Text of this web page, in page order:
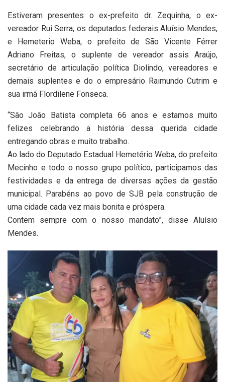
Estiveram presentes o ex-prefeito dr. Zequinha, o ex-
vereador Rui Serra, os deputados federais Aluísio Mendes,
e Hemeterio Weba, o prefeito de São Vicente Férrer
Adriano Freitas, o suplente de vereador assis Araújo,
secretário de articulação política Diolindo, vereadores e
demais suplentes e do o empresário Raimundo Cutrim e
sua irmã Flordilene Fonseca.
“São João Batista completa 66 anos e estamos muito
felizes celebrando a história dessa querida cidade
entregando obras e muito trabalho.
Ao lado do Deputado Estadual Hemetério Weba, do prefeito
Mecinho e todo o nosso grupo político, participamos das
festividades e da entrega de diversas ações da gestão
municipal. Parabéns ao povo de SJB pela construção de
uma cidade cada vez mais bonita e próspera.
Contem sempre com o nosso mandato”, disse Aluísio
Mendes.